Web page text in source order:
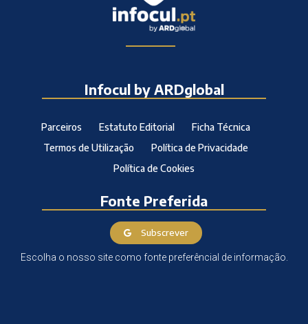
Infocul by ARDglobal
Parceiros Estatuto Editorial
Ficha Técnica
Termos de Utilização
Política de Privacidade
Política de Cookies
Fonte Preferida
Subscrever
Escolha o nosso site como fonte preferêncial de informação.